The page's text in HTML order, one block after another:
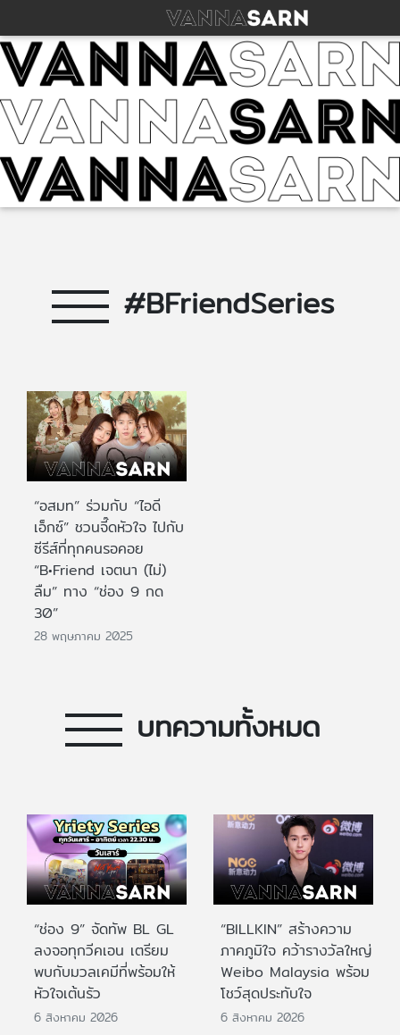
#BFriendSeries
“อสมท” ร่วมกับ “ไอดี
เอ็กซ์” ชวนจี๊ดหัวใจ ไปกับ
ซีรีส์ที่ทุกคนรอคอย
“B•Friend เจตนา (ไม่)
ลืม” ทาง “ช่อง 9 กด
30”
28 พฤษภาคม 2025
บทความทั้งหมด
“ช่อง 9” จัดทัพ BL GL
ลงจอทุกวีคเอน เตรียม
พบกับมวลเคมีที่พร้อมให้
หัวใจเต้นรัว
6 สิงหาคม 2026
“BILLKIN” สร้างความ
ภาคภูมิใจ คว้ารางวัลใหญ่
Weibo Malaysia พร้อม
โชว์สุดประทับใจ
6 สิงหาคม 2026